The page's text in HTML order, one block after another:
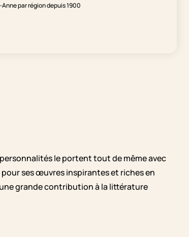
par région depuis 1900
le portent tout de même avec
ses œuvres inspirantes et riches en
grande contribution à la littérature